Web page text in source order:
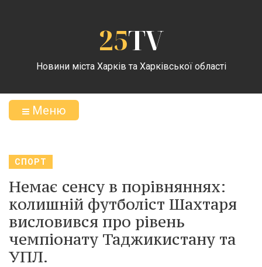
25TV
Новини міста Харків та Харківської області
Меню
СПОРТ
Немає сенсу в порівняннях:
колишній футболіст Шахтаря
висловився про рівень
чемпіонату Таджикистану та
УПЛ.